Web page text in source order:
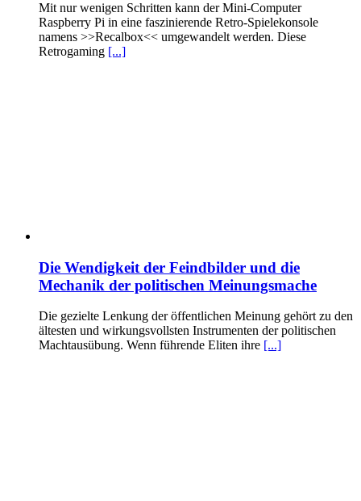
Mit nur wenigen Schritten kann der Mini-Computer
Raspberry Pi in eine faszinierende Retro-Spielekonsole
namens >>Recalbox<< umgewandelt werden. Diese
Retrogaming [...]
Die Wendigkeit der Feindbilder und die
Mechanik der politischen Meinungsmache
Die gezielte Lenkung der öffentlichen Meinung gehört zu den
ältesten und wirkungsvollsten Instrumenten der politischen
Machtausübung. Wenn führende Eliten ihre [...]